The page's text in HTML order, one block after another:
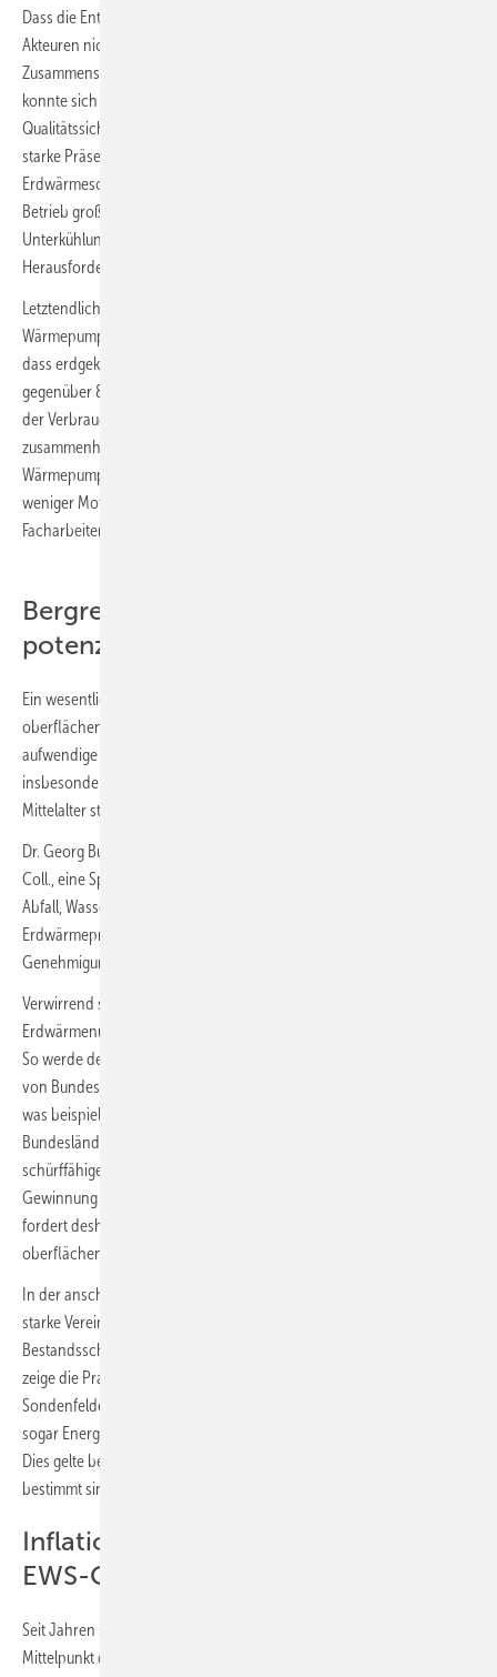
Dass die Entwicklung der oberflächennahen Geothermie den
Akteuren nicht nur Freude bereitet, vermittelte auch die
Zusammensetzung des fachspezifischen Kongressprogramms. So
konnte sich der Autor des Eindrucks nicht erwehren, dass es mit der
Qualitätssicherung am Bohrloch nur langsam voran geht. Auch die
starke Präsenz von Vorträgen über Modellierung von
Erdwärmesonden(EWS)-Feldern, neuen Regelungsstrategien für den
Betrieb großer EWS-Anlagen (wegen Überwärmung bzw.
Unterkühlung des Erdreichs) sagt etwas über die aktuellen
Herausforderungen mit dieser Technik aus.
Letztendlich signalisiert auch die Statistik des Bundesverbands
Wärmepumpen (BWP) über den Wärmepumpenabsatz im Jahr 2021,
dass erdgekoppelte Wärmepumpensysteme mit nur 18 % Marktanteil
gegenüber 82 % für Luft/Wasser-Wärmepumpensystemen in der Gunst
der Verbraucher deutlich abfallen. Dies mag auch damit
zusammenhängen, dass vermehrt preisattraktive R32-Luft/Wasser-
Wärmepumpen in Split-Bauweise in den Markt drängen und damit
weniger Motivation besteht, in ein von Bürokratie und
Facharbeitermangel geprägtes teures Erdwärmesystem zu investieren.
Bergrecht wirkt abschreckend auf
potenzielle EWS-Anwender
Ein wesentlicher Grund für die eher zögerliche Akzeptanz
oberflächennaher Geothermieanlagen ist mit Sicherheit das
aufwendige und bürokratische Genehmigungsprocedere und hier
insbesondere das Bergrecht, dessen Grundlage noch aus dem
Mittelalter stammt.
Dr. Georg Buchholz von der Kanzlei GGSC, Gaßner, Groth, Siederer &
Coll., eine Spezialkanzlei für die Gebiete Umwelt, Bauen, Planen,
Abfall, Wasser und Energie mit Sitz in Berlin, schätzt oberflächennahe
Erdwärmeprojekte wegen der bergrechtlichen Aspekte in der
Genehmigung als aufwendig, ungewohnt und zeitraubend ein.
Verwirrend sei zudem die unterschiedliche Zuordnung der
Erdwärmenutzung zum Bergrecht in den einzelnen Bundesländern.
So werde der Abstand der Erdwärmesonden zur Grundstücksgrenze
von Bundesland zu Bundesland ganz unterschiedlich interpretiert,
was beispielsweise Quartierslösungen erschwere. In manchen
Bundesländern werde die oberflächennahe Erdwärme sogar wie ein
schürffähiger Bodenschatz behandelt, obwohl keine bergrechtliche
Gewinnung im Sinne eines Bergbaubetriebes stattfindet. Buchholz
fordert deshalb klare Ausnahmen vom Bergrecht für die
oberflächennahe Geothermie bis zu einer Bohrtiefe von 400 m.
In der anschließenden Diskussion kam der Einwand, dass eine zu
starke Vereinfachung des Genehmigungsprocederes womöglich den
Bestandsschutz von Erdwärmesonden-Anlagen gefährden könnte. So
zeige die Praxis, dass große neue EWS-Anlagen kleine bestehende
Sondenfelder in der Peripherie thermisch beeinflussen, im Extremfall
sogar Energie über Grundstücksgrenzen hinweg absaugen können.
Dies gelte besonders für EWS-Anlagen, die ausschließlich zum Heizen
bestimmt sind.
Inflationäre Forschung rund um die
EWS-Qualitätssicherung
Seit Jahren steht die Qualitätssicherung bei Erdwärmesonden im
Mittelpunkt des GeoTherm-Kongresses. Die überbordende Anzahl an